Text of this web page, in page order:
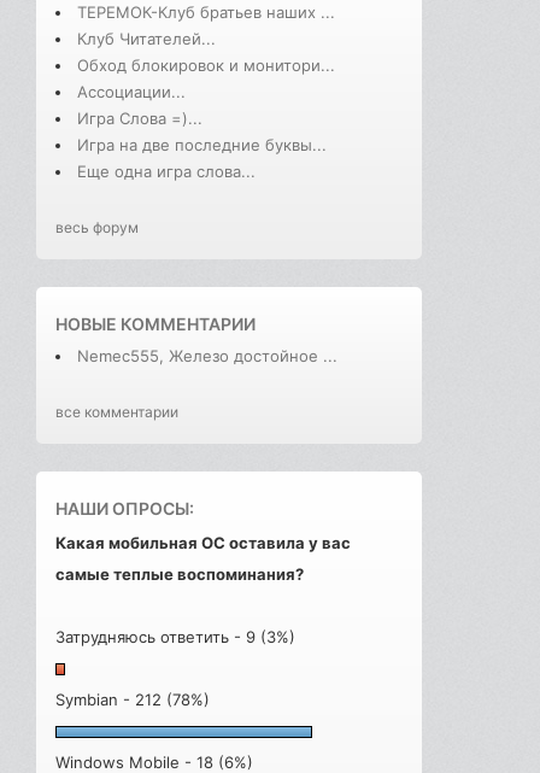
ТЕРЕМОК-Клуб братьев наших ...
Клуб Читателей...
Обход блокировок и монитори...
Ассоциации...
Игра Слова =)...
Игра на две последние буквы...
Еще одна игра слова...
весь форум
НОВЫЕ КОММЕНТАРИИ
Nemec555, Железо достойное ...
все комментарии
НАШИ ОПРОСЫ:
Какая мобильная ОС оставила у вас
самые теплые воспоминания?
Затрудняюсь ответить - 9 (3%)
Symbian - 212 (78%)
Windows Mobile - 18 (6%)